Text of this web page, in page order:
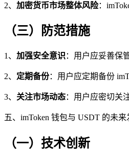
2、 加密货币市场整体风险：
（三）防范措施
1、 加强安全意识 ：用户应妥善保
2、 定期备份：用户应定期备份
3、 关注市场动态：用户应密切关
五、imToken 钱包与 USDT 的未
（一）技术创新